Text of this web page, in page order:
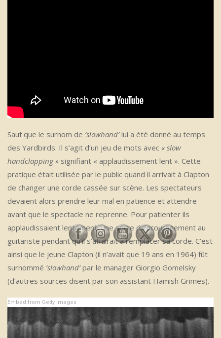
Sauf que le surnom de ‘slowhand’lui a été donné au temps
des Yardbirds. Il s’agit d’un jeu de mots avec « slow
handclapping » signifiant « applaudissement lent ». Cette
pratique était utilisée par le public quand il arrivait à Clapton
de changer une corde cassée sur scène. Les spectateurs
devaient alors prendre leur mal en patience et attendre
avant que le spectacle ne reprenne. Pour patienter ils
applaudissaient lentement, une sorte d’encouragement au
guitariste pendant qu’il s’affairait à remplacer sa corde. C’est
ainsi que le jeune Clapton (il n’avait que 19 ans en 1964) fût
surnommé ‘slowhand’par le manager Giorgio Gomelsky
(d’autres sources disent par son assistant Hamish Grimes).
Embed from Getty Images